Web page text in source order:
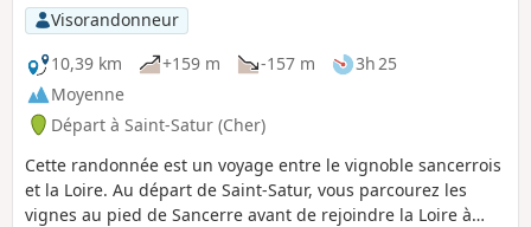
Visorandonneur
10,39 km
+159 m -157 m
3h 25
Moyenne
Départ à Saint-Satur (Cher)
Cette randonnée est un voyage entre le vignoble sancerrois
et la Loire. Au départ de Saint-Satur, vous parcourez les
vignes au pied de Sancerre avant de rejoindre la Loire à